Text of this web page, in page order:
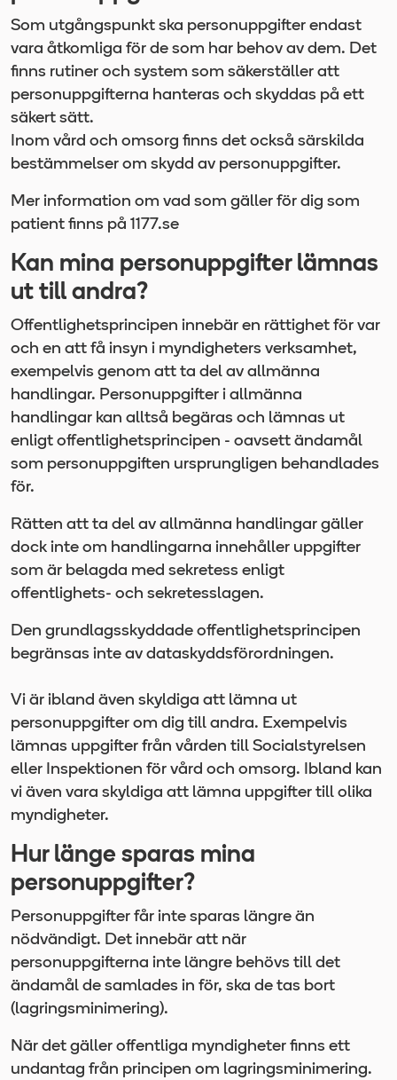
Som utgångspunkt ska personuppgifter endast
vara åtkomliga för de som har behov av dem. Det
finns rutiner och system som säkerställer att
personuppgifterna hanteras och skyddas på ett
säkert sätt.
Inom vård och omsorg finns det också särskilda
bestämmelser om skydd av personuppgifter.
Mer information om vad som gäller för dig som
patient finns på 1177.se
Kan mina personuppgifter lämnas
ut till andra?
Offentlighetsprincipen innebär en rättighet för var
och en att få insyn i myndigheters verksamhet,
exempelvis genom att ta del av allmänna
handlingar. Personuppgifter i allmänna
handlingar kan alltså begäras och lämnas ut
enligt offentlighetsprincipen - oavsett ändamål
som personuppgiften ursprungligen behandlades
för.
Rätten att ta del av allmänna handlingar gäller
dock inte om handlingarna innehåller uppgifter
som är belagda med sekretess enligt
offentlighets- och sekretesslagen.
Den grundlagsskyddade offentlighetsprincipen
begränsas inte av dataskyddsförordningen.
Vi är ibland även skyldiga att lämna ut
personuppgifter om dig till andra. Exempelvis
lämnas uppgifter från vården till Socialstyrelsen
eller Inspektionen för vård och omsorg. Ibland kan
vi även vara skyldiga att lämna uppgifter till olika
myndigheter.
Hur länge sparas mina
personuppgifter?
Personuppgifter får inte sparas längre än
nödvändigt. Det innebär att när
personuppgifterna inte längre behövs till det
ändamål de samlades in för, ska de tas bort
(lagringsminimering).
När det gäller offentliga myndigheter finns ett
undantag från principen om lagringsminimering.